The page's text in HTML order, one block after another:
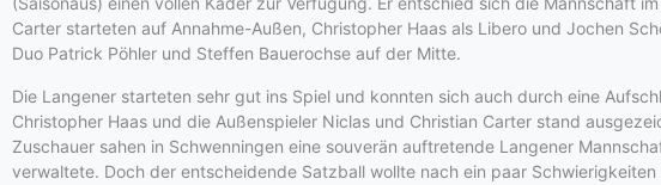
Carter starteten auf Annahme-Außen, Christopher Haas als Libero und Jochen
Duo Patrick Pöhler und Steffen Bauerochse auf der Mitte.
Die Langener starteten sehr gut ins Spiel und konnten sich auch durch eine
Christopher Haas und die Außenspieler Niclas und Christian Carter stand
Zuschauer sahen in Schwenningen eine souverän auftretende Langener
verwaltete. Doch der entscheidende Satzball wollte nach ein paar